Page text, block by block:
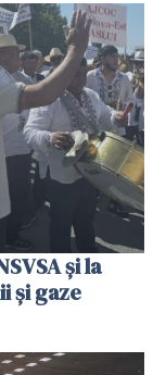
și la
și gaze